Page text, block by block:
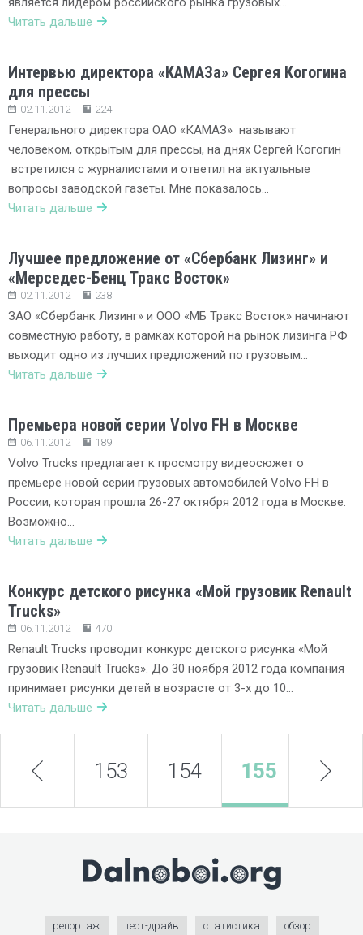
Читать дальше
Интервью директора «КАМАЗа» Сергея Когогина
для прессы
02.11.2012 224
Генерального директора ОАО «КАМАЗ» называют
человеком, открытым для прессы, на днях Сергей Когогин
встретился с журналистами и ответил на актуальные
вопросы заводской газеты. Мне показалось…
Читать дальше
Лучшее предложение от «Сбербанк Лизинг» и
«Мерседес-Бенц Тракс Восток»
02.11.2012 238
ЗАО «Сбербанк Лизинг» и ООО «МБ Тракс Восток» начинают
совместную работу, в рамках которой на рынок лизинга РФ
выходит одно из лучших предложений по грузовым…
Читать дальше
Премьера новой серии Volvo FH в Москве
06.11.2012 189
Volvo Trucks предлагает к просмотру видеосюжет о
премьере новой серии грузовых автомобилей Volvo FH в
России, которая прошла 26-27 октября 2012 года в Москве.
Возможно…
Читать дальше
Конкурс детского рисунка «Мой грузовик Renault
Trucks»
06.11.2012 470
Renault Trucks проводит конкурс детского рисунка «Мой
грузовик Renault Trucks». До 30 ноября 2012 года компания
принимает рисунки детей в возрасте от 3-х до 10…
Читать дальше
prev 153 154 155 156
next
репортаж тест-драйв статистика обзор